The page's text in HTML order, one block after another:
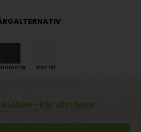
slät vit
- För ditt hem